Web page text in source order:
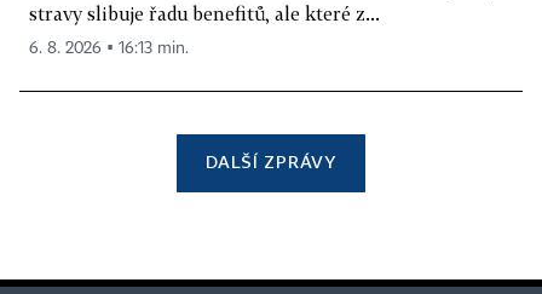
stravy slibuje řadu benefitů, ale které z...
6. 8. 2026 ▪ 16:13 min.
DALŠÍ ZPRÁVY